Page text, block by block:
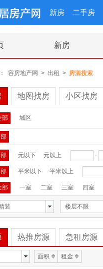
新房 二手房
新房
容房地产网 > 出租 > 房源搜索
地图找房 小区找房
部 城区
元以下 元以上 -
平米以下 平米以上
部 一室 二室 三室 四室
装 楼层不限
热推房源 急租房源
面积 租金